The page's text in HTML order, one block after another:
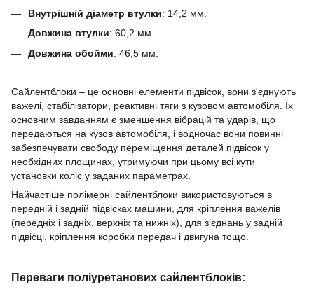
Внутрішній діаметр втулки: 14,2 мм.
Довжина втулки: 60,2 мм.
Довжина обойми: 46,5 мм.
Сайлентблоки – це основні елементи підвісок, вони з'єднують
важелі, стабілізатори, реактивні тяги з кузовом автомобіля.
Їх
основним завданням є зменшення вібрацій та ударів, що
передаються на кузов автомобіля, і водночас вони повинні
забезпечувати свободу переміщення деталей підвісок у
необхідних площинах, утримуючи при цьому всі кути
установки коліс у заданих параметрах.
Найчастіше полімерні сайлентблоки використовуються в
передній і задній підвісках машини, для кріплення важелів
(передніх і задніх, верхніх та нижніх), для з’єднань у задній
підвісці, кріплення коробки передач і двигуна тощо.
Переваги поліуретанових сайлентблоків: